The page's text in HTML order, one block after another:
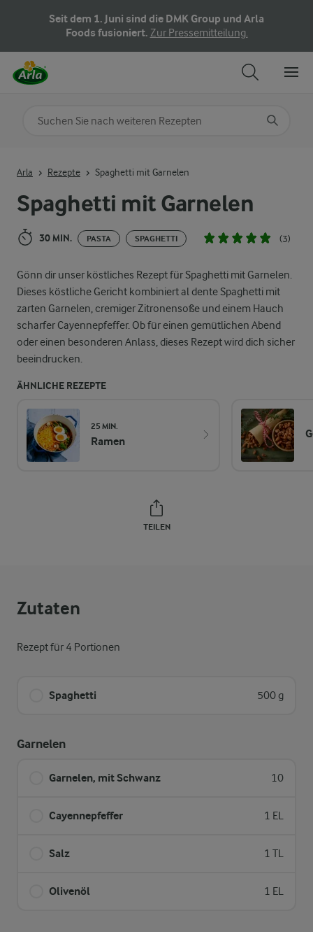
Seit dem 1. Juni sind die DMK Group und Arla
Foods fusioniert. Zur Pressemitteilung.
Spaghetti mit Garnelen
30 MIN. PASTA SPAGHETTI (3)
Gönn dir unser köstliches Rezept für Spaghetti mit Garnelen.
Dieses köstliche Gericht kombiniert al dente Spaghetti mit
zarten Garnelen, cremiger Zitronensoße und einem Hauch
scharfer Cayennepfeffer. Ob für einen gemütlichen Abend
oder einen besonderen Anlass, dieses Rezept wird dich sicher
beeindrucken.
ÄHNLICHE REZEPTE
25 MIN.
Ramen
TEILEN
Arla Rezepte Spaghetti mit Garnelen
Zutaten
Rezept für 4 Portionen
Spaghetti 500 g
Garnelen
Garnelen, mit Schwanz 10
Cayennepfeffer 1 EL
Salz 1 TL
Olivenöl 1 EL
Nach Kategorie suchen